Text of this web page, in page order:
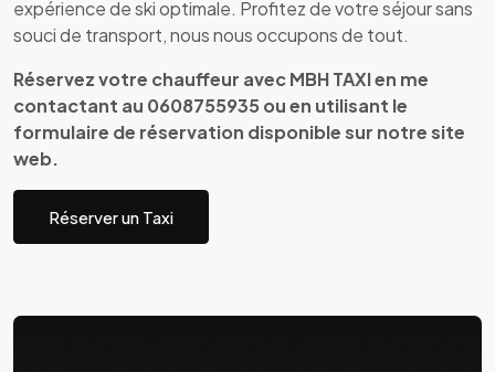
expérience de ski optimale. Profitez de votre séjour sans
souci de transport, nous nous occupons de tout.
Réservez votre chauffeur avec MBH TAXI en me
contactant au 0608755935 ou en utilisant le
formulaire de réservation disponible sur notre site
web.
Réserver un Taxi